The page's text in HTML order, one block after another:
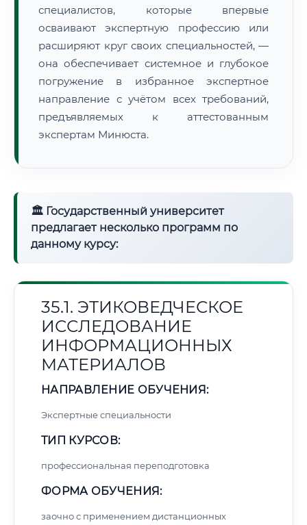
специалистов, которые впервые
осваивают экспертную профессию или
расширяют круг своих специальностей, —
она обеспечивает системное и глубокое
погружение в избранное экспертное
направление с учётом всех требований,
предъявляемых к аттестованным
экспертам Минюста.
🏛 Государственный университет
предлагает несколько программ по
данному курсу:
35.1. ЭТИКОВЕДЧЕСКОЕ
ИССЛЕДОВАНИЕ
ИНФОРМАЦИОННЫХ
МАТЕРИАЛОВ
НАПРАВЛЕНИЕ ОБУЧЕНИЯ:
Экспертные специальности
ТИП КУРСОВ:
профессиональная переподготовка
ФОРМА ОБУЧЕНИЯ:
заочно с применением дистанционных